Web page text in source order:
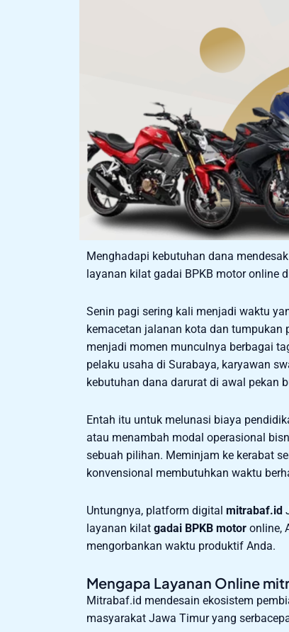
Menghadapi kebutuhan dana
layanan kilat gadai BPKB motor online
Senin pagi sering kali menjadi waktu
kemacetan jalanan kota dan tumpukan
menjadi momen munculnya berbagai
pelaku usaha di Surabaya, karyawan
kebutuhan dana darurat di awal pekan
Entah itu untuk melunasi biaya
atau menambah modal operasional
sebuah pilihan. Meminjam ke kerabat
konvensional membutuhkan waktu
Untungnya, platform digital mitrabaf.id
layanan kilat gadai BPKB motor online,
mengorbankan waktu produktif Anda.
Mengapa Layanan Online
Mitrabaf.id mendesain ekosistem
masyarakat Jawa Timur yang